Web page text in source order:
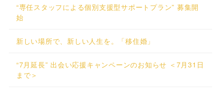
“専任スタッフによる個別支援型サポートプラン” 募集開
始
新しい場所で、新しい人生を。「移住婚」
“7月延長” 出会い応援キャンペーンのお知らせ ＜7月31日
まで＞